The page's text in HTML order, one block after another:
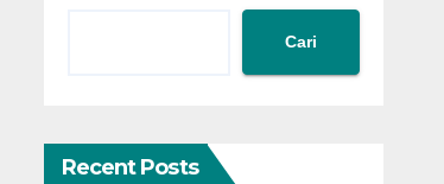
Cari
Recent Posts